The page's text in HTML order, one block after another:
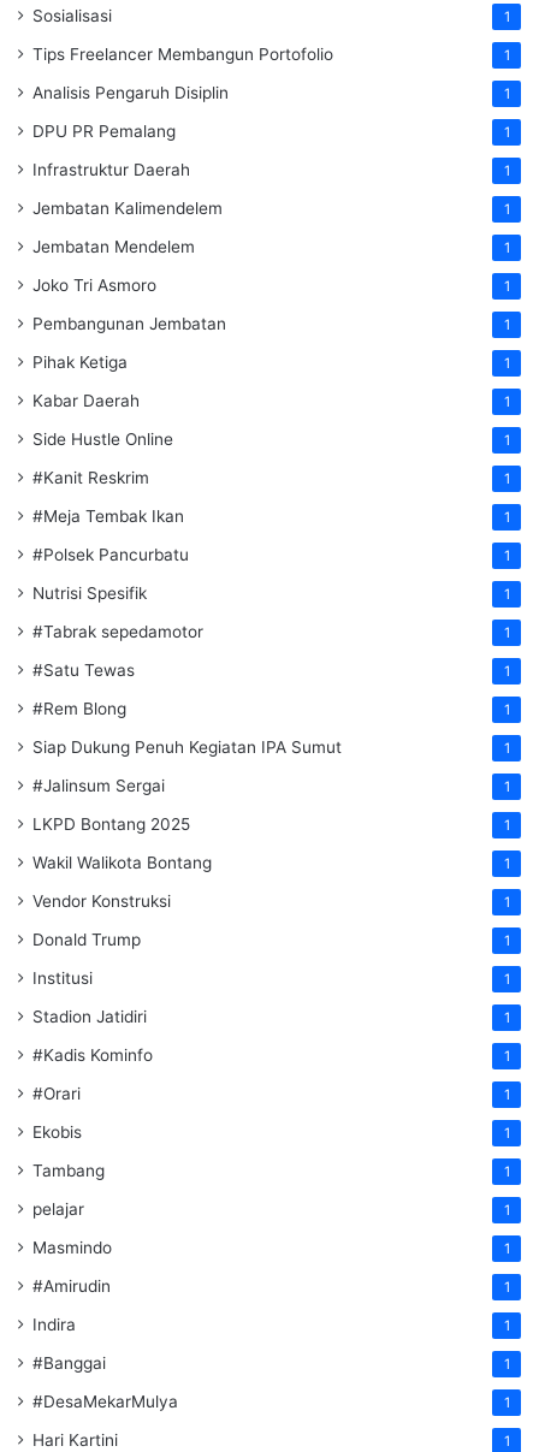
Sosialisasi 1
Tips Freelancer Membangun Portofolio 1
Analisis Pengaruh Disiplin 1
DPU PR Pemalang 1
Infrastruktur Daerah 1
Jembatan Kalimendelem 1
Jembatan Mendelem 1
Joko Tri Asmoro 1
Pembangunan Jembatan 1
Pihak Ketiga 1
Kabar Daerah 1
Side Hustle Online 1
#Kanit Reskrim 1
#Meja Tembak Ikan 1
#Polsek Pancurbatu 1
Nutrisi Spesifik 1
#Tabrak sepedamotor 1
#Satu Tewas 1
#Rem Blong 1
Siap Dukung Penuh Kegiatan IPA Sumut 1
#Jalinsum Sergai 1
LKPD Bontang 2025 1
Wakil Walikota Bontang 1
Vendor Konstruksi 1
Donald Trump 1
Institusi 1
Stadion Jatidiri 1
#Kadis Kominfo 1
#Orari 1
Ekobis 1
Tambang 1
pelajar 1
Masmindo 1
#Amirudin 1
Indira 1
#Banggai 1
#DesaMekarMulya 1
Hari Kartini 1